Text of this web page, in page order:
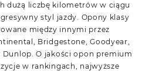
dużą liczbę kilometrów w ciągu
styl jazdy. Opony klasy
między innymi przez
Bridgestone, Goodyear,
Dunlop. O jakości opon premium
w rankingach, najwyższe